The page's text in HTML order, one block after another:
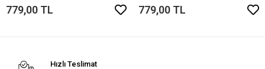
779,00 TL 779,00 TL
Hızlı Teslimat